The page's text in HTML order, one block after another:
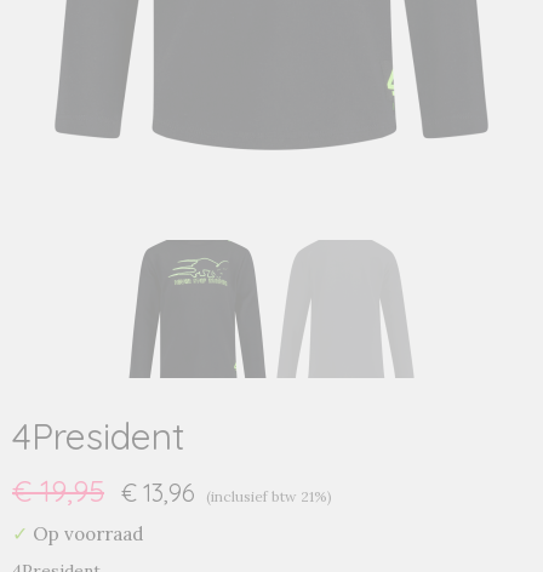
4President
€ 19,95 € 13,96 (inclusief btw 21%)
✓ Op voorraad